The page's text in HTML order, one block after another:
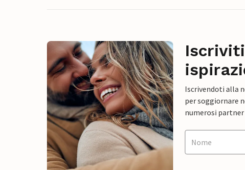
Iscrivendoti alla
per soggiornare
numerosi